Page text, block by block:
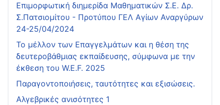
Επιμορφωτική διημερίδα Μαθηματικών Σ.Ε. Δρ.
Σ.Πατσιομίτου - Προτύπου ΓΕΛ Αγίων Αναργύρων
24-25/04/2024
Το μέλλον των Επαγγελμάτων και η θέση της
δευτεροβάθμιας εκπαίδευσης, σύμφωνα με την
έκθεση του W.E.F. 2025
Παραγοντοποιήσεις, ταυτότητες και εξισώσεις.
Αλγεβρικές ανισότητες 1